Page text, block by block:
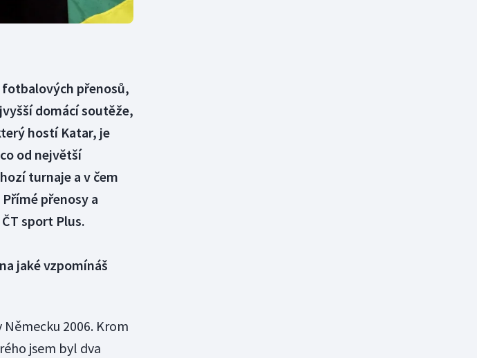
přenosů,
domácí soutěže,
hostí Katar, je
od největší
turnaje a v čem
přenosy a
sport Plus.
jaké vzpomínáš
2006. Krom
jsem byl dva